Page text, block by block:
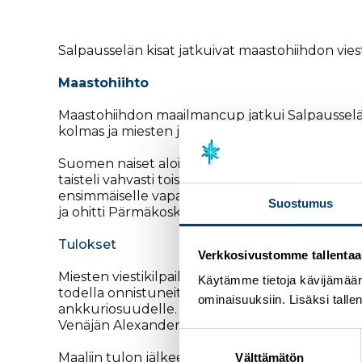
Suostumus
Verkkosivustomme
Käytämme tietoja
ominaisuuksiin. Lisäksi
valinta
Välttämätön
Salpausselän kisat jatkuivat maastohiihdon
Maastohiihto
Maastohiihdon maailmancup jatkui
kolmas ja miesten joukkue toinen.
Suomen naiset aloittivat viestin vahvoilla
taisteli vahvasti toisella osuudella, jolla ladulla
ensimmäiselle vapaan osuudelle toisena ja
ja ohitti Pärmäkosken ankkuriosuudella, joten
Tulokset
Miesten viestikilpailu sykähdytti
todella onnistuneita. Iivo Niskanen nosti
ankkuriosuudelle. Mäki on esittänyt tällä
Venäjän Alexander Bolshunovin ja toi Suomen
Maaliin tulon jälkeen nähtiin urheiluun